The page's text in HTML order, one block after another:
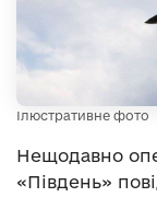
Ілюстративне фото
Нещодавно
«Південь»